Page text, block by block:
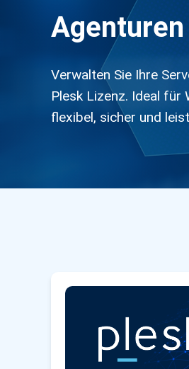
Agenturen
Verwalten Sie Ihre
Plesk Lizenz. Ideal für
flexibel, sicher und